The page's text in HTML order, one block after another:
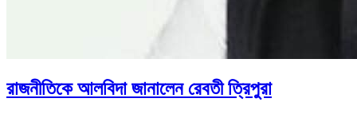
রাজনীতিকে আলবিদা জানালেন রেবতী ত্রিপুরা